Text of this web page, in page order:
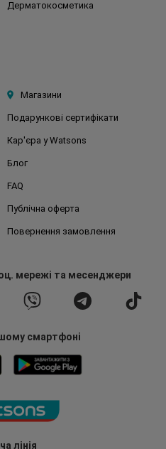
лінія
Дерматокосметика
Магазини
Подарункові сертифікати
Кар'єра у Watsons
Блог
FAQ
Публічна оферта
Повернення замовлення
мережі та месенджери
смартфоні